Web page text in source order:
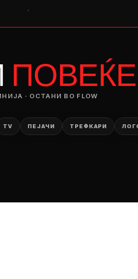
.
ПОВЕЌЕ
· ОСТАНИ ВО FLOW
TV ПЕЈАЧИ ТРЕФКАРИ